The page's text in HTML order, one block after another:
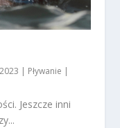
| Pływanie |
Jeszcze inni